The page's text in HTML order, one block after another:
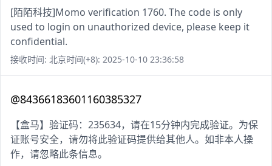
[陌陌科技]Momo verification 1760. The code is only
used to login on unauthorized device, please keep it
confidential.
接收时间: 北京时间(+8): 2025-10-10 23:36:58
@84366183601160385327
【盒马】验证码：235634，请在15分钟内完成验证。为保
证账号安全，请勿将此验证码提供给其他人。如非本人操
作，请忽略此条信息。